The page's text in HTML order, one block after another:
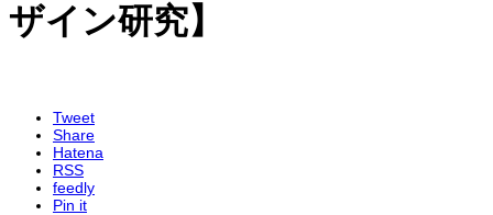
ザイン研究】
Tweet
Share
Hatena
RSS
feedly
Pin it